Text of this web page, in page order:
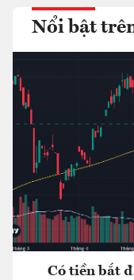
Nổi bật
Có tiền bắt